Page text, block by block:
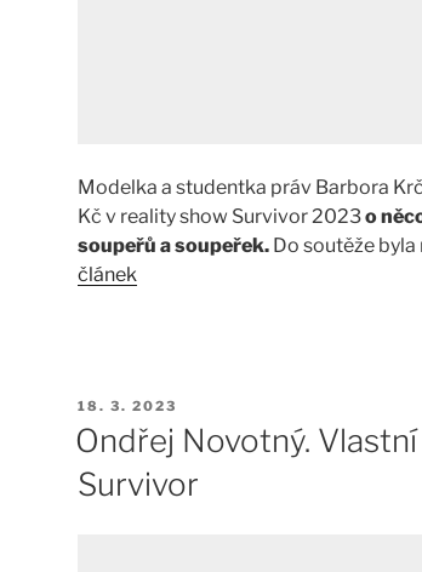
Modelka a studentka práv Barbora
Kč v reality show Survivor 2023o
soupeřů a soupeřek. Do soutěže byla
článek
PUBLIKOVÁNO
18. 3. 2023
Ondřej Novotný.
Survivor